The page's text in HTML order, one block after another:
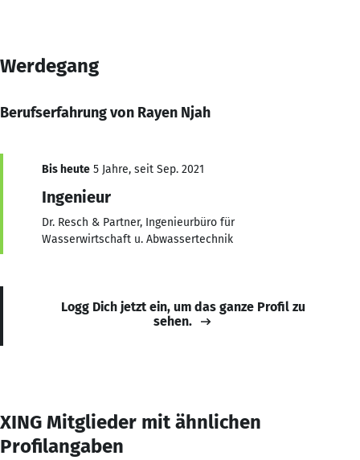
Werdegang
Berufserfahrung von Rayen Njah
Bis heute 5 Jahre, seit Sep. 2021
Ingenieur
Dr. Resch & Partner, Ingenieurbüro für
Wasserwirtschaft u. Abwassertechnik
Logg Dich jetzt ein, um das ganze Profil zu
sehen.
XING Mitglieder mit ähnlichen
Profilangaben